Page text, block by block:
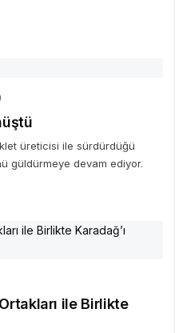
üreticisi ile sürdürdüğü
güldürmeye devam ediyor.
ile Birlikte